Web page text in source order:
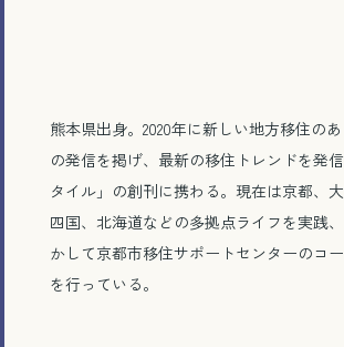
熊本県出身。2020年に新しい地方移住の
の発信を掲げ、最新の移住トレンドを発
タイル」の創刊に携わる。現在は京都、大
四国、北海道などの多拠点ライフを実践
かして京都市移住サポートセンターのコ
を行っている。